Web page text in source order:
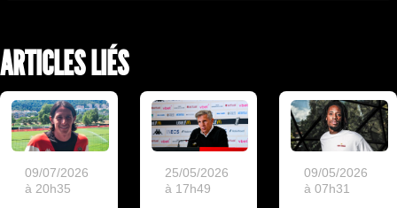
ARTICLES LIÉS
09/07/2026
à 20h35
25/05/2026
à 17h49
09/05/2026
à 07h31